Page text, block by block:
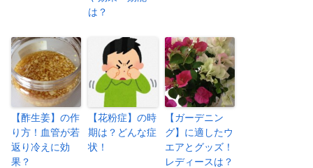
は？
【酢生姜】の作
り方！血管が若
返り冷えに効
果？
【花粉症】の時
期は？どんな症
状！
【ガーデニン
グ】に適したウ
エアとグッズ！
レディースは？